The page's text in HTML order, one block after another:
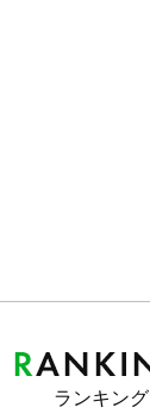
ランキング